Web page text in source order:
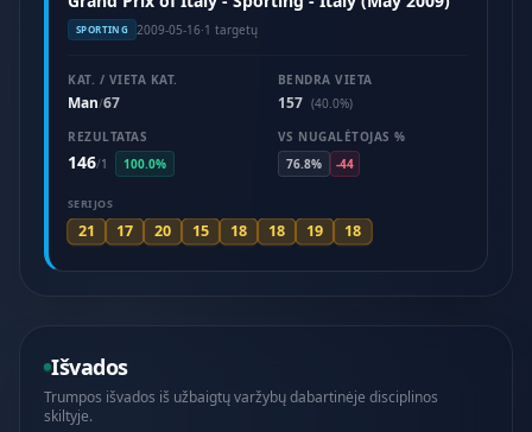
SPORTING 2009-05-16·1 targetų
KAT. / VIETA KAT.
Man/67
BENDRA VIETA
157 (40.0%)
REZULTATAS
146/1 100.0%
VS NUGALĖTOJAS %
76.8%
-44
SERIJOS
21 17 20 15 18 18 19 18
Išvados
Trumpos išvados iš užbaigtų varžybų dabartinėje disciplinos
skiltyje.